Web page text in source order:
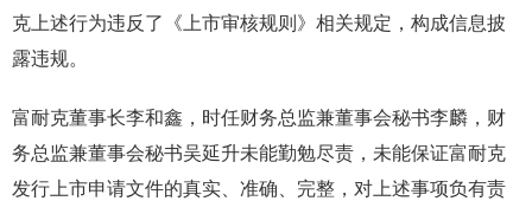
克上述行为违反了《上市审核规则》相关规定，构成信息披
露违规。
富耐克董事长李和鑫，时任财务总监兼董事会秘书李麟，财
务总监兼董事会秘书吴延升未能勤勉尽责，未能保证富耐克
发行上市申请文件的真实、准确、完整，对上述事项负有责